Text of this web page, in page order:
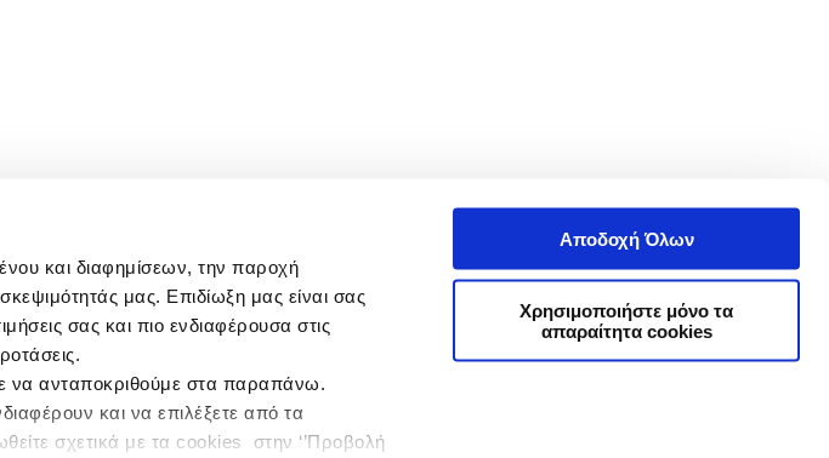
και διαφημίσεων, την παροχή
μας. Επιδίωξη μας είναι σας
σας και πιο ενδιαφέρουσα στις
να ανταποκριθούμε στα παραπάνω.
και να επιλέξετε από τα
σχετικά με τα cookies στην ‘’Προβολή
Αποδοχή Όλων
Χρησιμοποιήστε μόνο τα
απαραίτητα cookies